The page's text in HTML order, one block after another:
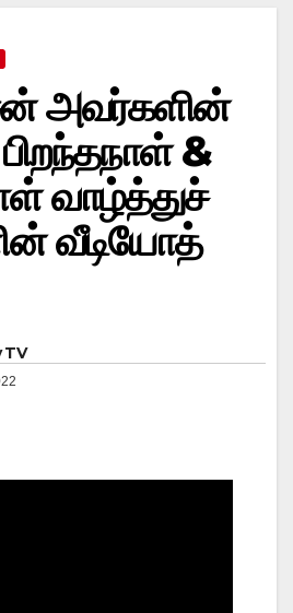
அவர்களின்
&
வாழ்த்துச்
வீடியோத்
TV